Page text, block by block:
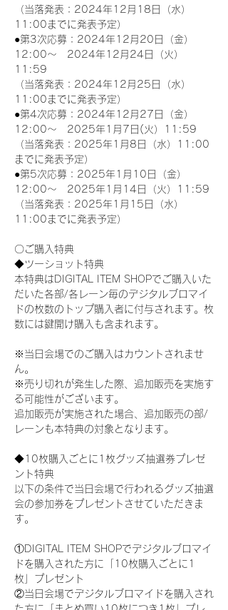
（当落発表：2024年12月18日（水）
11:00までに発表予定）
●第3次応募：2024年12月20日（金）
12:00～　2024年12月24日（火）
11:59
（当落発表：2024年12月25日（水）
11:00までに発表予定）
●第4次応募：2024年12月27日（金）
12:00～　2025年1月7日(火）11:59
（当落発表：2025年1月8日（水）11:00
までに発表予定）
●第5次応募：2025年1月10日（金）
12:00～　2025年1月14日（火）11:59
（当落発表：2025年1月15日（水）
11:00までに発表予定）
〇ご購入特典
◆ツーショット特典
本特典はDIGITAL ITEM SHOPでご購入いた
だいた各部/各レーン毎のデジタルブロマイ
ドの枚数のトップ購入者に付与されます。枚
数には鍵開け購入も含まれます。
※当日会場でのご購入はカウントされませ
ん。
※売り切れが発生した際、追加販売を実施す
る可能性がございます。
追加販売が実施された場合、追加販売の部/
レーンも本特典の対象となります。
◆10枚購入ごとに1枚グッズ抽選券プレゼ
ント特典
以下の条件で当日会場で行われるグッズ抽選
会の参加券をプレゼントさせていただきま
す。
①DIGITAL ITEM SHOPでデジタルブロマイ
ドを購入された方に「10枚購入ごとに1
枚」プレゼント
②当日会場でデジタルブロマイドを購入され